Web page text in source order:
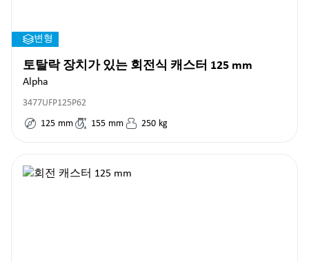
변형
토탈락 장치가 있는 회전식 캐스터 125 mm
Alpha
3477UFP125P62
125 mm 155 mm 250 kg